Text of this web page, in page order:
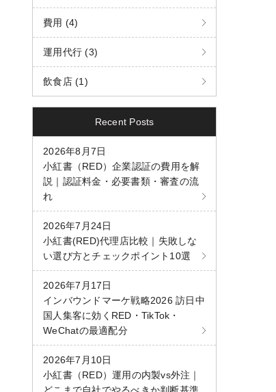
費用 (4)
運用代行 (3)
飲食店 (1)
Recent Posts
2026年8月7日
小紅書（RED）企業認証の費用を解
説｜認証料金・必要書類・審査の流
れ
2026年7月24日
小紅書(RED)代理店比較｜失敗しな
い選び方とチェックポイント10選
2026年7月17日
インバウンドマーケ戦略2026 訪日中
国人集客に効くRED・TikTok・
WeChatの最適配分
2026年7月10日
小紅書（RED）運用の内製vs外注｜